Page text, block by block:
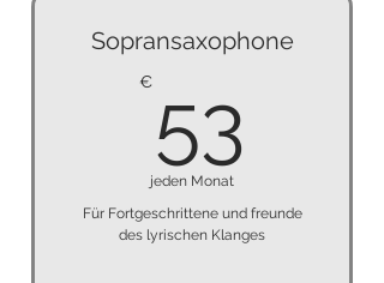
keine Kaution
Sopransaxophone
€ 53
jeden Monat
Für Fortgeschrittene und freunde
des lyrischen Klanges